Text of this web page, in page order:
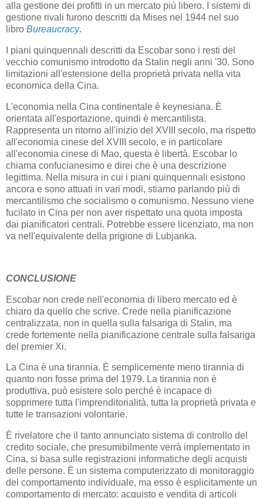
alla gestione dei profitti in un mercato più libero. I sistemi di
gestione rivali furono descritti da Mises nel 1944 nel suo
libro Bureaucracy.
I piani quinquennali descritti da Escobar sono i resti del
vecchio comunismo introdotto da Stalin negli anni '30. Sono
limitazioni all'estensione della proprietà privata nella vita
economica della Cina.
L'economia nella Cina continentale è keynesiana. È
orientata all'esportazione, quindi è mercantilista.
Rappresenta un ritorno all'inizio del XVIII secolo, ma rispetto
all'economia cinese del XVIII secolo, e in particolare
all'economia cinese di Mao, questa è libertà. Escobar lo
chiama confucianesimo e direi che è una descrizione
legittima. Nella misura in cui i piani quinquennali esistono
ancora e sono attuati in vari modi, stiamo parlando più di
mercantilismo che socialismo o comunismo. Nessuno viene
fucilato in Cina per non aver rispettato una quota imposta
dai pianificatori centrali. Potrebbe essere licenziato, ma non
va nell'equivalente della prigione di Lubjanka.
CONCLUSIONE
Escobar non crede nell'economia di libero mercato ed è
chiaro da quello che scrive. Crede nella pianificazione
centralizzata, non in quella sulla falsariga di Stalin, ma
crede fortemente nella pianificazione centrale sulla falsariga
del premier Xi.
La Cina è una tirannia. È semplicemente meno tirannia di
quanto non fosse prima del 1979. La tirannia non è
produttiva, può esistere solo perché è incapace di
sopprimere tutta l'imprenditorialità, tutta la proprietà privata e
tutte le transazioni volontarie.
È rivelatore che il tanto annunciato sistema di controllo del
credito sociale, che presumibilmente verrà implementato in
Cina, si basa sulle registrazioni informatiche degli acquisti
delle persone. È un sistema computerizzato di monitoraggio
del comportamento individuale, ma esso è esplicitamente un
comportamento di mercato: acquisto e vendita di articoli